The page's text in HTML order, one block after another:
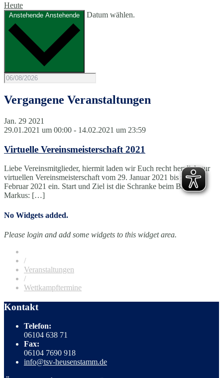
Heute
Anstehende Anstehende Datum wählen.
Vergangene Veranstaltungen
Jan. 29 2021
29.01.2021 um 00:00 - 14.02.2021 um 23:59
Virtuelle Vereinsmeisterschaft 2021
Liebe Vereinsmitglieder, hiermit laden wir Euch recht herzlich zur
virtuellen Vereinsmeisterschaft vom 29. Januar 2021 bis zum 14.
Februar 2021 ein. Start und Ziel ist die Schranke beim Bauer
Markus: […]
No Widgets added.
Please login and add some widgets to this widget area.
/
Veranstaltungen
/
Wettkampftermine
Kontakt
Telefon:
06104 638 71
Fax:
06104 7690 918
info@tsv-heusenstamm.de